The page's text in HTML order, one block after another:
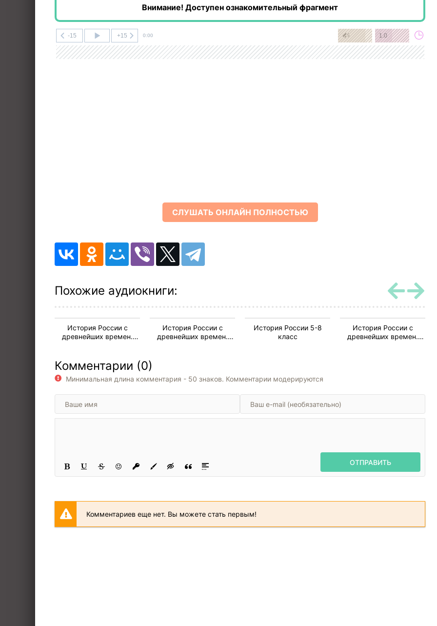
Внимание! Доступен ознакомительный фрагмент
-15 +15 0:00 1.0
СЛУШАТЬ ОНЛАЙН ПОЛНОСТЬЮ
Похожие аудиокниги:
История России с
древнейших времен.
История России с
древнейших времен.
История России 5-8
класс
История России с
древнейших времен.
Комментарии (0)
Минимальная длина комментария - 50 знаков. Комментарии модерируются
ОТПРАВИТЬ
Комментариев еще нет. Вы можете стать первым!